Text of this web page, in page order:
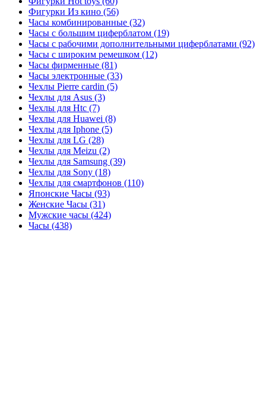
Фигурки Из кино (56)
Часы комбинированные (32)
Часы с большим циферблатом (19)
Часы с рабочими дополнительными циферблатами (92)
Часы с широким ремешком (12)
Часы фирменные (81)
Часы электронные (33)
Чехлы Pierre cardin (5)
Чехлы для Asus (3)
Чехлы для Htc (7)
Чехлы для Huawei (8)
Чехлы для Iphone (5)
Чехлы для LG (28)
Чехлы для Meizu (2)
Чехлы для Samsung (39)
Чехлы для Sony (18)
Чехлы для смартфонов (110)
Японские Часы (93)
Женские Часы (31)
Мужские часы (424)
Часы (438)